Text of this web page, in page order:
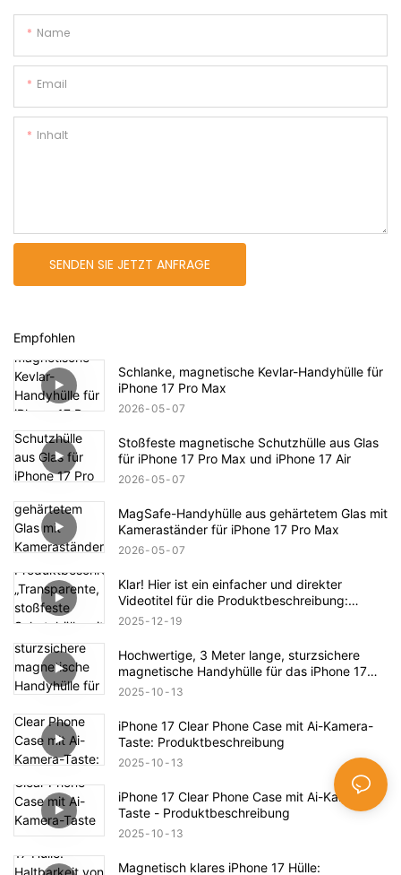
Name
Email
Inhalt
SENDEN SIE JETZT ANFRAGE
Empfohlen
Schlanke, magnetische Kevlar-Handyhülle für
iPhone 17 Pro Max
2026 05 07
Stoßfeste magnetische Schutzhülle aus Glas
für iPhone 17 Pro Max und iPhone 17 Air
2026 05 07
MagSafe-Handyhülle aus gehärtetem Glas mit
Kameraständer für iPhone 17 Pro Max
2026 05 07
Klar! Hier ist ein einfacher und direkter
Videotitel für die Produktbeschreibung:
„Transparente, stoßfeste Schutzhülle mit
Vollständige Produktübersicht“
2025 12 19
Hochwertige, 3 Meter lange, sturzsichere
magnetische Handyhülle für das iPhone 17
Pro Max – Produktbeschreibung
2025 10 13
iPhone 17 Clear Phone Case mit Ai-Kamera-
Taste: Produktbeschreibung
2025 10 13
iPhone 17 Clear Phone Case mit Ai-Kamera-
Taste - Produktbeschreibung
2025 10 13
Magnetisch klares iPhone 17 Hülle: